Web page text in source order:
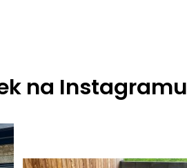
na Instagramu